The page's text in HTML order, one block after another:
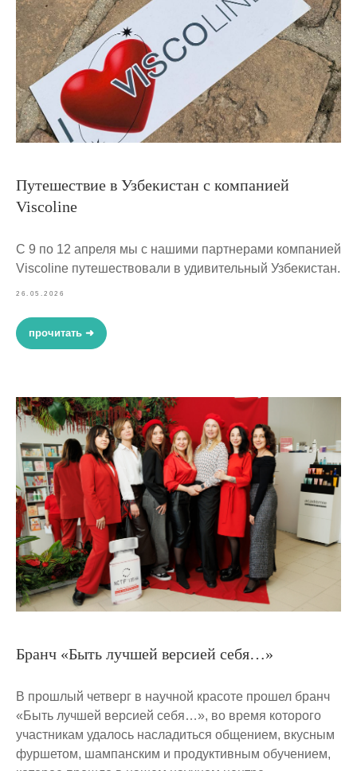
Путешествие в Узбекистан с компанией
Viscoline
С 9 по 12 апреля мы с нашими партнерами компанией
Viscoline путешествовали в удивительный Узбекистан.
26.05.2026
прочитать ➜
Бранч «Быть лучшей версией себя…»
В прошлый четверг в научной красоте прошел бранч
«Быть лучшей версией себя…», во время которого
участникам удалось насладиться общением, вкусным
фуршетом, шампанским и продуктивным обучением,